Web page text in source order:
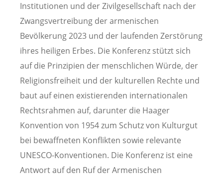
Institutionen und der Zivilgesellschaft nach der
Zwangsvertreibung der armenischen
Bevölkerung 2023 und der laufenden Zerstörung
ihres heiligen Erbes. Die Konferenz stützt sich
auf die Prinzipien der menschlichen Würde, der
Religionsfreiheit und der kulturellen Rechte und
baut auf einen existierenden internationalen
Rechtsrahmen auf, darunter die Haager
Konvention von 1954 zum Schutz von Kulturgut
bei bewaffneten Konflikten sowie relevante
UNESCO-Konventionen. Die Konferenz ist eine
Antwort auf den Ruf der Armenischen